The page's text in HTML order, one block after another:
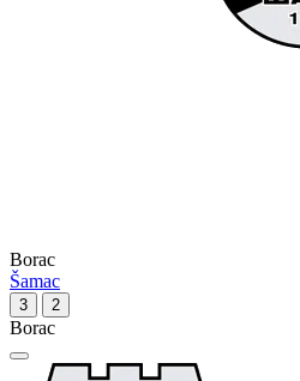
Borac
Šamac
3 2
Borac